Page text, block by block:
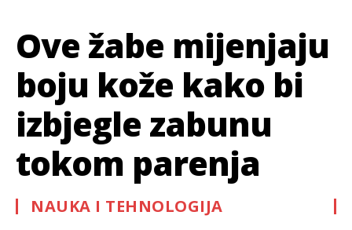
Ove žabe mijenjaju
boju kože kako bi
izbjegle zabunu
tokom parenja
NAUKA I TEHNOLOGIJA